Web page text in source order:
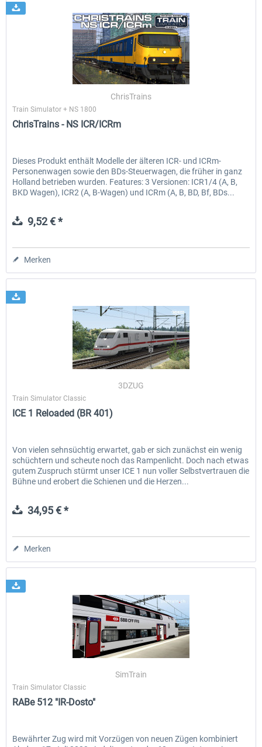
ChrisTrains
Train Simulator + NS 1800
ChrisTrains - NS ICR/ICRm
Dieses Produkt enthält Modelle der älteren ICR- und ICRm-
Personenwagen sowie den BDs-Steuerwagen, die früher in ganz
Holland betrieben wurden. Features: 3 Versionen: ICR1/4 (A, B,
BKD Wagen), ICR2 (A, B-Wagen) und ICRm (A, B, BD, Bf, BDs...
9,52 € *
Merken
3DZUG
Train Simulator Classic
ICE 1 Reloaded (BR 401)
Von vielen sehnsüchtig erwartet, gab er sich zunächst ein wenig
schüchtern und scheute noch das Rampenlicht. Doch nach etwas
gutem Zuspruch stürmt unser ICE 1 nun voller Selbstvertrauen die
Bühne und erobert die Schienen und die Herzen...
34,95 € *
Merken
SimTrain
Train Simulator Classic
RABe 512 "IR-Dosto"
Bewährter Zug wird mit Vorzügen von neuen Zügen kombiniert